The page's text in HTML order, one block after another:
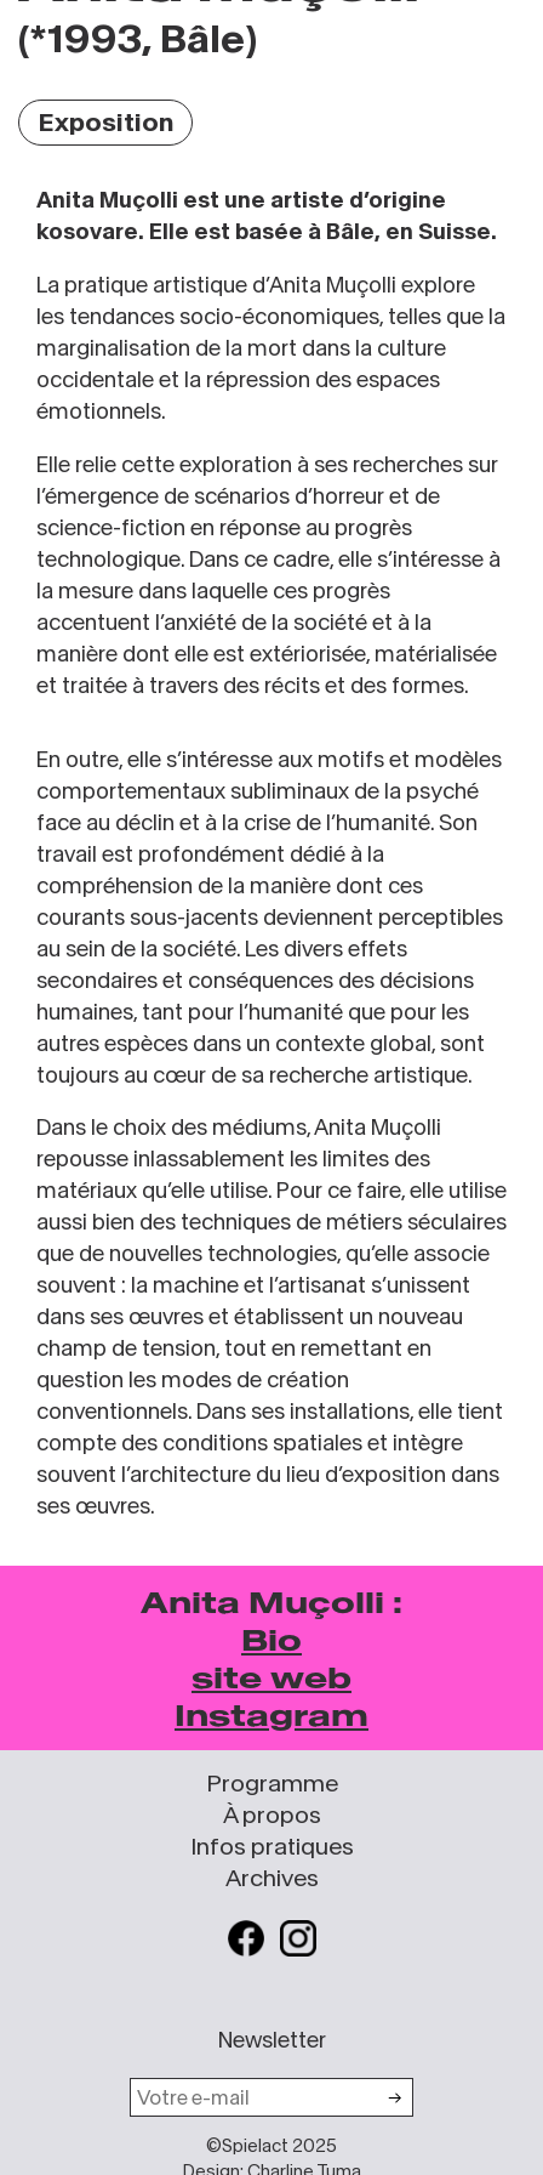
(*1993, Bâle)
Exposition
Anita Muçolli est une artiste d’origine
kosovare. Elle est basée à Bâle, en Suisse.
La pratique artistique d’Anita Muçolli explore
les tendances socio-économiques, telles que la
marginalisation de la mort dans la culture
occidentale et la répression des espaces
émotionnels.
Elle relie cette exploration à ses recherches sur
l’émergence de scénarios d’horreur et de
science-fiction en réponse au progrès
technologique. Dans ce cadre, elle s’intéresse à
la mesure dans laquelle ces progrès
accentuent l’anxiété de la société et à la
manière dont elle est extériorisée, matérialisée
et traitée à travers des récits et des formes.
En outre, elle s’intéresse aux motifs et modèles
comportementaux subliminaux de la psyché
face au déclin et à la crise de l’humanité. Son
travail est profondément dédié à la
compréhension de la manière dont ces
courants sous-jacents deviennent perceptibles
au sein de la société. Les divers effets
secondaires et conséquences des décisions
humaines, tant pour l’humanité que pour les
autres espèces dans un contexte global, sont
toujours au cœur de sa recherche artistique.
Dans le choix des médiums, Anita Muçolli
repousse inlassablement les limites des
matériaux qu’elle utilise. Pour ce faire, elle utilise
aussi bien des techniques de métiers séculaires
que de nouvelles technologies, qu’elle associe
souvent : la machine et l’artisanat s’unissent
dans ses œuvres et établissent un nouveau
champ de tension, tout en remettant en
question les modes de création
conventionnels. Dans ses installations, elle tient
compte des conditions spatiales et intègre
souvent l’architecture du lieu d’exposition dans
ses œuvres.
Anita Muçolli :
Bio
site web
Instagram
Programme
À propos
Infos pratiques
Archives
Newsletter
©Spielact 2025